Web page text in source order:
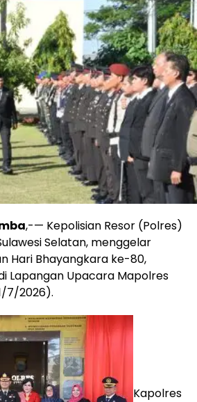
,-— Kepolisian Resor (Polres)
Selatan, menggelar
Hari Bhayangkara ke-80,
Lapangan Upacara Mapolres
7/2026).
Kapolres